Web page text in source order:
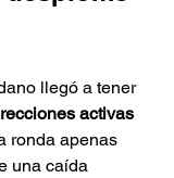
llegó a tener
activas
ronda apenas
una caída